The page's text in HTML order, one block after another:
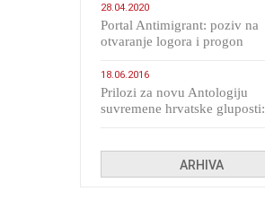
28.04.2020
Portal Antimigrant: poziv na
otvaranje logora i progon
18.06.2016
Prilozi za novu Antologiju
suvremene hrvatske gluposti:
ARHIVA